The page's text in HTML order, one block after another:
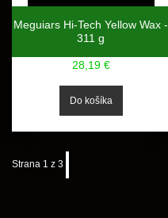
Meguiars Hi-Tech Yellow Wax -
311 g
28,19 €
Strana 1 z 3